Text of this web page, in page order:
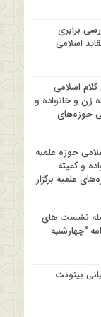
برابری
اسلامی
اسلامی
زن و خانواده و
حوزه‌های
حوزه علمیه
و کمیته
علمیه برگزار
نشست های
“چهارشنبه
بینونت